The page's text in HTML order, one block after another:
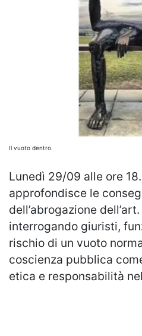
Il vuoto dentro.
Lunedì 29/09 alle ore
approfondisce le
dell’abrogazione
interrogando giuristi,
rischio di un vuoto
coscienza pubblica
etica e responsabilità